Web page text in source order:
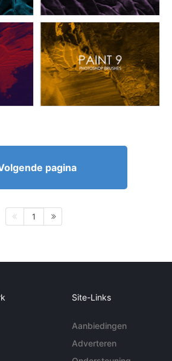
pagina
1
Site-Links
Aanbiedingen
Adverteren